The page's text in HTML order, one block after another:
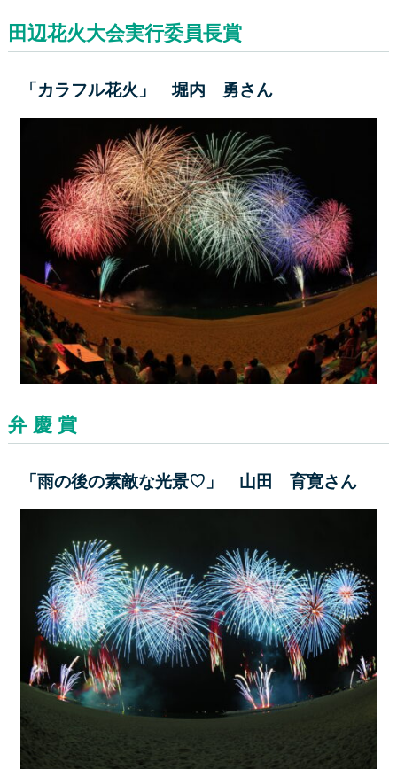
田辺花火大会実行委員長賞
「カラフル花火」 堀内 勇さん
弁 慶 賞
「雨の後の素敵な光景♡」 山田 育寛さん